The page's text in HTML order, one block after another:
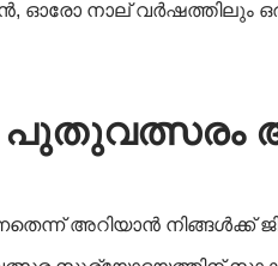
ഓരോ നാല് വർഷത്തിലും
പുതുവത്സരം
അറിയാൻ